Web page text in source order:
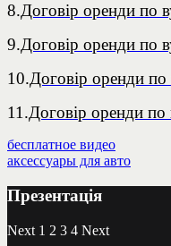
8.Договір оренди по
9.Договір оренди по
10.Договір оренди
11.Договір оренди
бесплатное видео
аксессуары для авто
Презентація
Next 1 2 3 4 Next